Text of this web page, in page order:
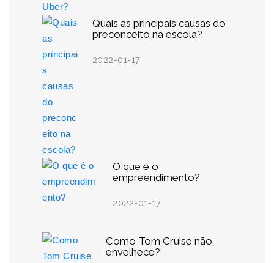
Quais as principais causas do
preconceito na escola?
2022-01-17
O que é o
empreendimento?
2022-01-17
Como Tom Cruise não
envelhece?